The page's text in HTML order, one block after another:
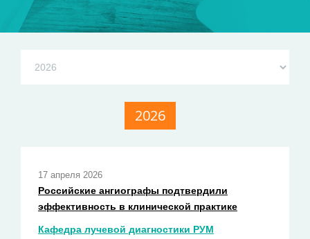
2026
17 апреля 2026
Российские ангиографы подтвердили
эффективность в клинической практике
Кафедра лучевой диагностики РУМ